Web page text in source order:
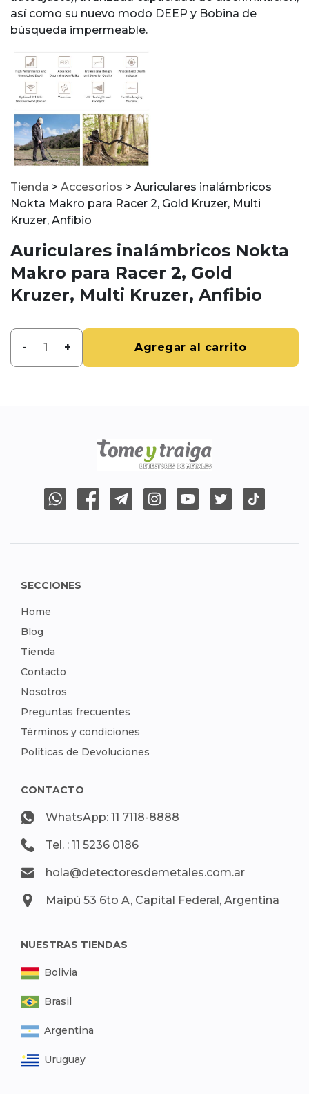
así como su nuevo modo DEEP y Bobina de
búsqueda impermeable.
Tienda > Accesorios > Auriculares inalámbricos
Nokta Makro para Racer 2, Gold Kruzer, Multi
Kruzer, Anfibio
Auriculares inalámbricos Nokta
Makro para Racer 2, Gold
Kruzer, Multi Kruzer, Anfibio
- + Agregar al carrito
SECCIONES
Home
Blog
Tienda
Contacto
Nosotros
Preguntas frecuentes
Términos y condiciones
Políticas de Devoluciones
CONTACTO
WhatsApp: 11 7118-8888
Tel. : 11 5236 0186
hola@detectoresdemetales.com.ar
Maipú 53 6to A, Capital Federal, Argentina
NUESTRAS TIENDAS
Bolivia
Brasil
Argentina
Uruguay